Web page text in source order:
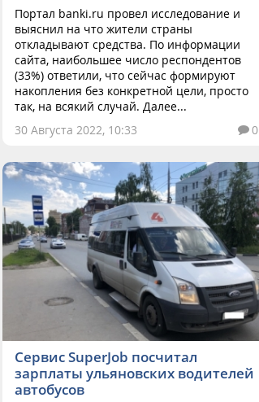
Портал banki.ru провел исследование и
выяснил на что жители страны
откладывают средства. По информации
сайта, наибольшее число респондентов
(33%) ответили, что сейчас формируют
накопления без конкретной цели, просто
так, на всякий случай. Далее...
30 Августа 2022, 10:33
0
Сервис SuperJob посчитал
зарплаты ульяновских водителей
автобусов